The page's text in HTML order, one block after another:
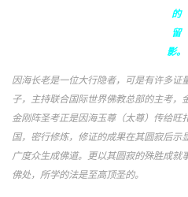
的
留
影。
因海长老是一位大行隐者，可是有许多证
子，主持联合国际世界佛教总部的主考，
金刚阵圣考正是因海玉尊（太尊）传给旺
国，密行修炼，修证的成果在其圆寂后示
广度众生成佛道。更以其圆寂的殊胜成就
佛处，所学的法是至高顶圣的。